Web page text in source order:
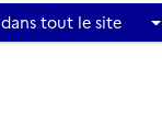
dans tout le site